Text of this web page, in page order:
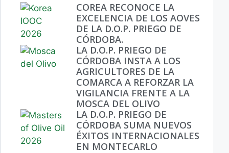
COREA RECONOCE LA
EXCELENCIA DE LOS AOVES
DE LA D.O.P. PRIEGO DE
CÓRDOBA.
LA D.O.P. PRIEGO DE
CÓRDOBA INSTA A LOS
AGRICULTORES DE LA
COMARCA A REFORZAR LA
VIGILANCIA FRENTE A LA
MOSCA DEL OLIVO
LA D.O.P. PRIEGO DE
CÓRDOBA SUMA NUEVOS
ÉXITOS INTERNACIONALES
EN MONTECARLO